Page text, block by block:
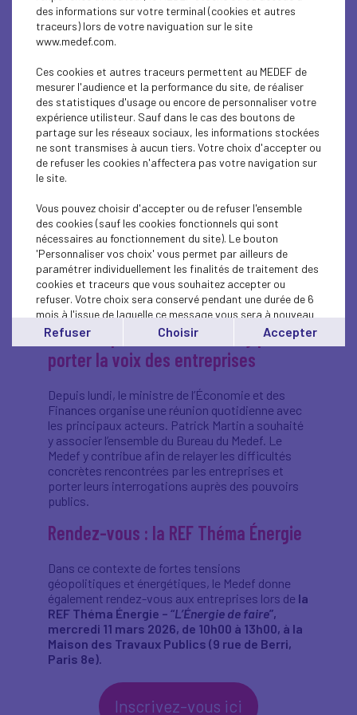
salariés, incertitudes
logistiques et financières,
inquiétudes pour les expatriés.
Une situation qui pèse sur
l’énergie et l’économie
La crise accroît les tensions sur les marchés de
l’énergie et fait peser un risque de
renchérissement des coûts pour les entreprises.
Le détroit d’Ormuz, point de passage stratégique,
environ 20 % du pétrole et près de 19 % du GNL y
transitent.
Les prix ont déjà réagi : le gaz dépasse 55
€/MWh (hausse très rapide) et le Brent évolue au-
dessus de 83 dollars. Ce choc alimente le risque
d’un retour de l’inflation importée et d’un scénario
de stagflation en Europe
Un suivi quotidien avec Bercy pour
porter la voix des entreprises
Depuis lundi, le ministre de l’Économie et des
Finances organise une réunion quotidienne avec
les principaux acteurs. Patrick Martin a souhaité
y associer l’ensemble du Bureau du Medef. Le
Medef y contribue afin de relayer les difficultés
concrètes rencontrées par les entreprises et
porter leurs interrogations auprès des pouvoirs
publics.
Rendez-vous : la REF Théma Énergie
Dans ce contexte de fortes tensions
géopolitiques et énergétiques, le Medef donne
également rendez-vous aux entreprises lors de la
REF Théma Énergie – “L’Énergie de faire”,
mercredi 11 mars 2026, de 10h00 à 13h00, à la
Maison des Travaux Publics (9 rue de Berri,
Paris 8e).
Inscrivez-vous ici
des informations sur votre terminal (cookies et autres
traceurs) lors de votre naviguation sur le site
www.medef.com.
Ces cookies et autres traceurs permettent au MEDEF de
mesurer l'audience et la performance du site, de réaliser
des statistiques d'usage ou encore de personnaliser votre
expérience utilisteur. Sauf dans le cas des boutons de
partage sur les réseaux sociaux, les informations stockées
ne sont transmises à aucun tiers. Votre choix d'accepter ou
de refuser les cookies n'affectera pas votre navigation sur
le site.
Vous pouvez choisir d'accepter ou de refuser l'ensemble
des cookies (sauf les cookies fonctionnels qui sont
nécessaires au fonctionnement du site). Le bouton
'Personnaliser vos choix' vous permet par ailleurs de
paramétrer individuellement les finalités de traitement des
cookies et traceurs que vous souhaitez accepter ou
refuser. Votre choix sera conservé pendant une durée de 6
mois à l'issue de laquelle ce message vous sera à nouveau
affiché..
Vous pouvez modifier votre choix à tout moment en
cliquant sur le lien'cookies'en bas de page.
Refuser Choisir Accepter